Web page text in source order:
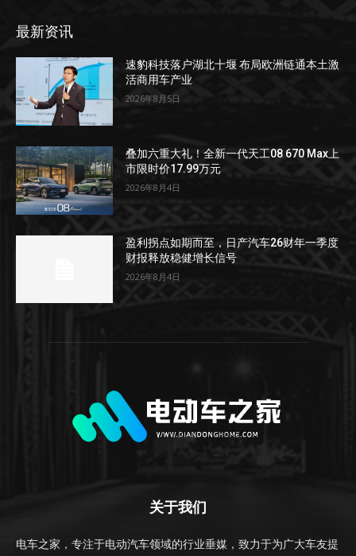
最新资讯
速豹科技落户湖北十堰 布局欧洲链通本土激
活商用车产业
2026年8月5日
叠加六重大礼！全新一代天工08 670 Max上
市限时价17.99万元
2026年8月4日
盈利拐点如期而至，日产汽车26财年一季度
财报释放稳健增长信号
2026年8月4日
关于我们
电车之家，专注于电动汽车领域的行业垂媒，致力于为广大车友提